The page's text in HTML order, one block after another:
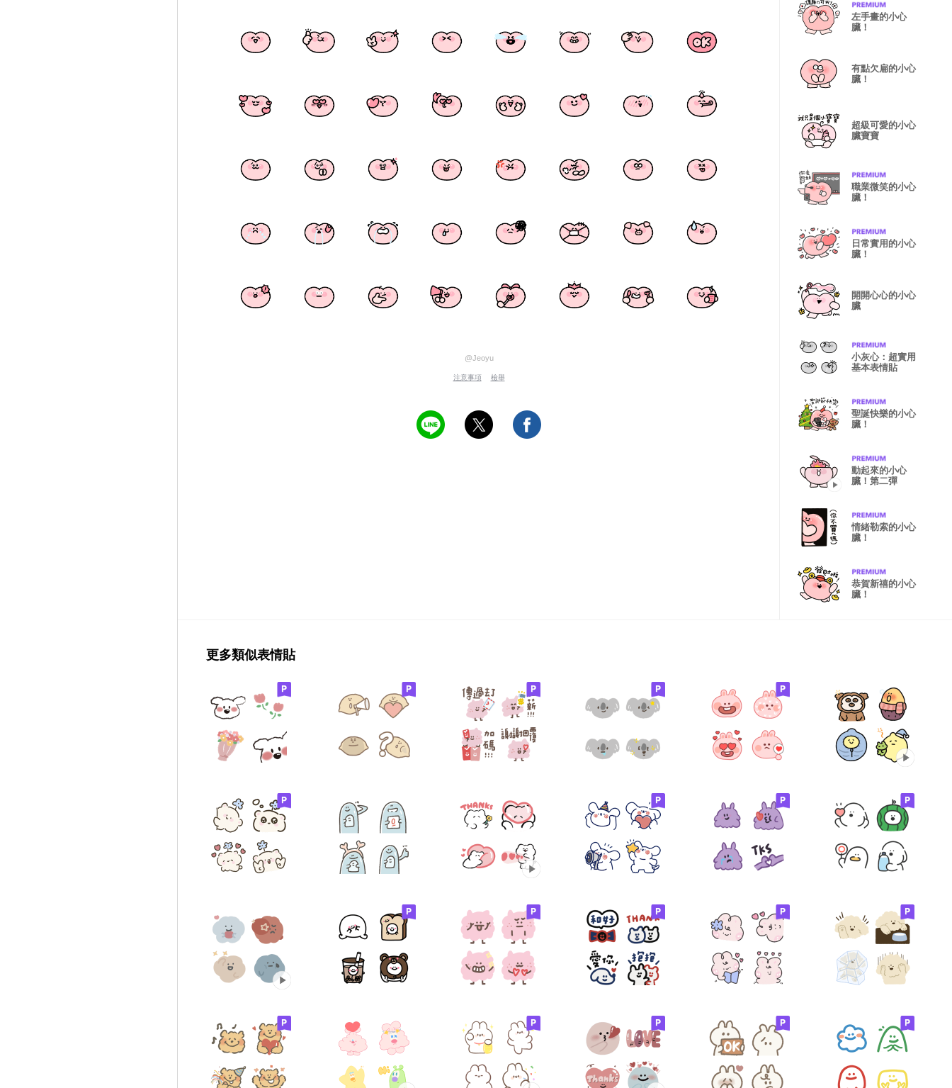
@Jeoyu
注意事項 檢舉
左手畫的小心
臟！
有點欠扁的小心
臟！
超級可愛的小心
臟寶寶
職業微笑的小心
臟！
日常實用的小心
臟！
開開心心的小心
臟
小灰心：超實用
基本表情貼
聖誕快樂的小心
臟！
動起來的小心
臟！第二彈
情緒勒索的小心
臟！
恭賀新禧的小心
臟！
更多類似表情貼